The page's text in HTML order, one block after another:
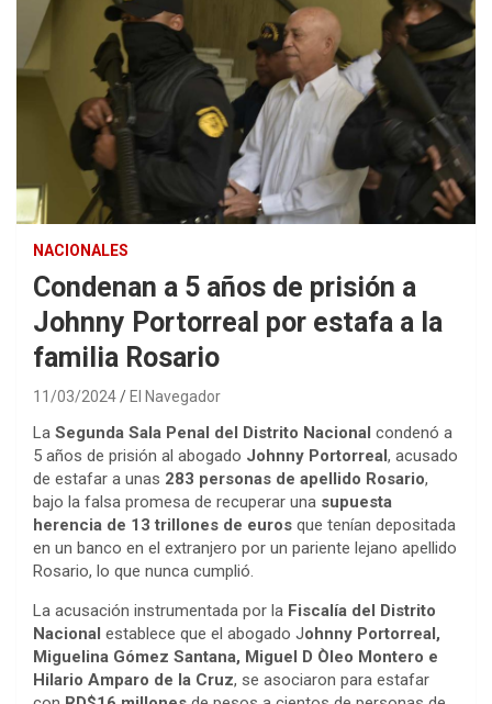
NACIONALES
Condenan a 5 años de prisión a
Johnny Portorreal por estafa a la
familia Rosario
11/03/2024 El Navegador
La Segunda Sala Penal del Distrito Nacional condenó a
5 años de prisión al abogado Johnny Portorreal, acusado
de estafar a unas 283 personas de apellido Rosario,
bajo la falsa promesa de recuperar una supuesta
herencia de 13 trillones de euros que tenían depositada
en un banco en el extranjero por un pariente lejano apellido
Rosario, lo que nunca cumplió.
La acusación instrumentada por la Fiscalía del Distrito
Nacional establece que el abogado Johnny Portorreal,
Miguelina Gómez Santana, Miguel D Òleo Montero e
Hilario Amparo de la Cruz, se asociaron para estafar